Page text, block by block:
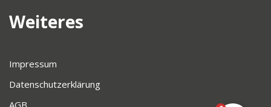
Weiteres
Impressum
Datenschutzerklärung